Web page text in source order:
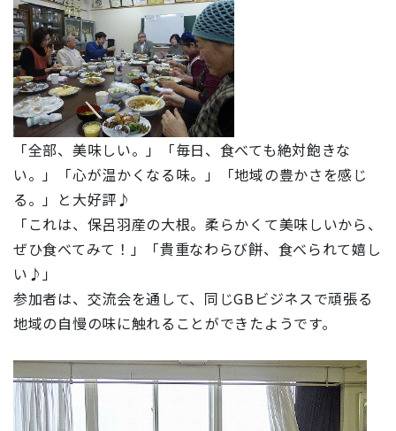
「全部、美味しい。」「毎日、食べても絶対飽きな
い。」「心が温かくなる味。」「地域の豊かさを感じ
る。」と大好評♪
「これは、保呂羽産の大根。柔らかくて美味しいから、
ぜひ食べてみて！」「貴重なわらび餅、食べられて嬉し
い♪」
参加者は、交流会を通して、同じGBビジネスで頑張る
地域の自慢の味に触れることができたようです。